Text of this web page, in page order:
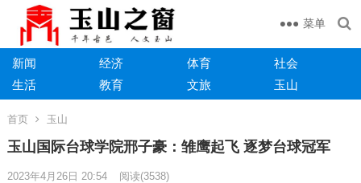
菜单
新闻 经济 体育
社会
生活
教育 文旅 玉山
首页 玉山
玉山国际台球学院邢子豪：雏鹰起飞 逐梦台球冠军
2023年4月26日 20:54 阅读(3538)